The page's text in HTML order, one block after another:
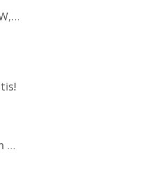
LUMIO zamka za insekte 16W, 1+1 gratis! [MKE004]
LED svjetiljka s mikrovalnom pećnicom i svjetlosnim senzorom 36W, 3820lm, okrugla, bijeli okvir/2-PACK!